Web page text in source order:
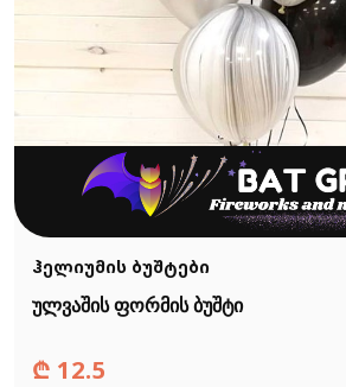
ჰელიუმის ბუშტები
ულვაშის ფორმის ბუშტი
₾ 12.5